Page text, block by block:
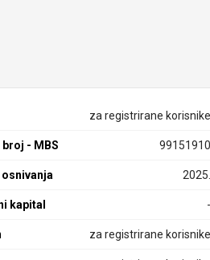
za registrirane korisnike
broj - MBS 99151910
2025.
kapital -
za registrirane korisnike